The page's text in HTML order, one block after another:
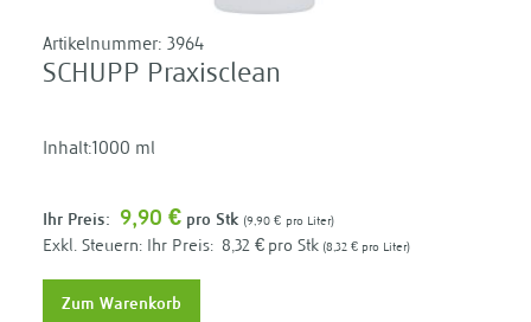
Artikelnummer: 3964
SCHUPP Praxisclean
Inhalt:1000 ml
Ihr Preis: 9,90 € pro Stk 9,90 € pro Liter
Ihr Preis: 8,32 € pro Stk 8,32 € pro Liter
Zum Warenkorb